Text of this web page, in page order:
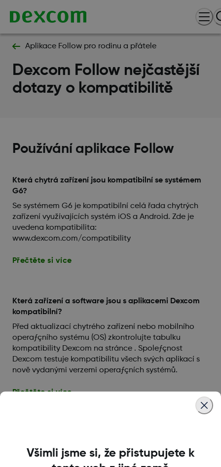
Aplikace Follow pro rodinu a přátele
Dexcom Follow nejčastější
dotazy o kompatibilitě
Používání aplikace Follow
Která chytrá zařízení jsou kompatibilní se systémem
G6?
Se systémem G6 je kompatibilní celá řada chytrých
zařízení využívajících systém iOS a Android. Zde je
uvedena kompatibilita:
www.dexcom.com/compatibility
Přečtěte si více
Která zařízení a software jsou s aplikacemi Dexcom
kompatibilní?
Před aktualizací chytrého zařízení nebo mobilního
operaƒçního systému (OS) zkontrolujte tabulku
kompatibility Dexcom na stránce . Spoleƒçnost
Dexcom testuje kompatibilitu všech svých aplikací s
nově vydanými verzemi operaƒçních systémů.
Přečtěte si více
Ano, aplikace Follow funguje stejně jako se systémem
Dexcom G5 Mobile.
Všimli jsme si, že přistupujete k